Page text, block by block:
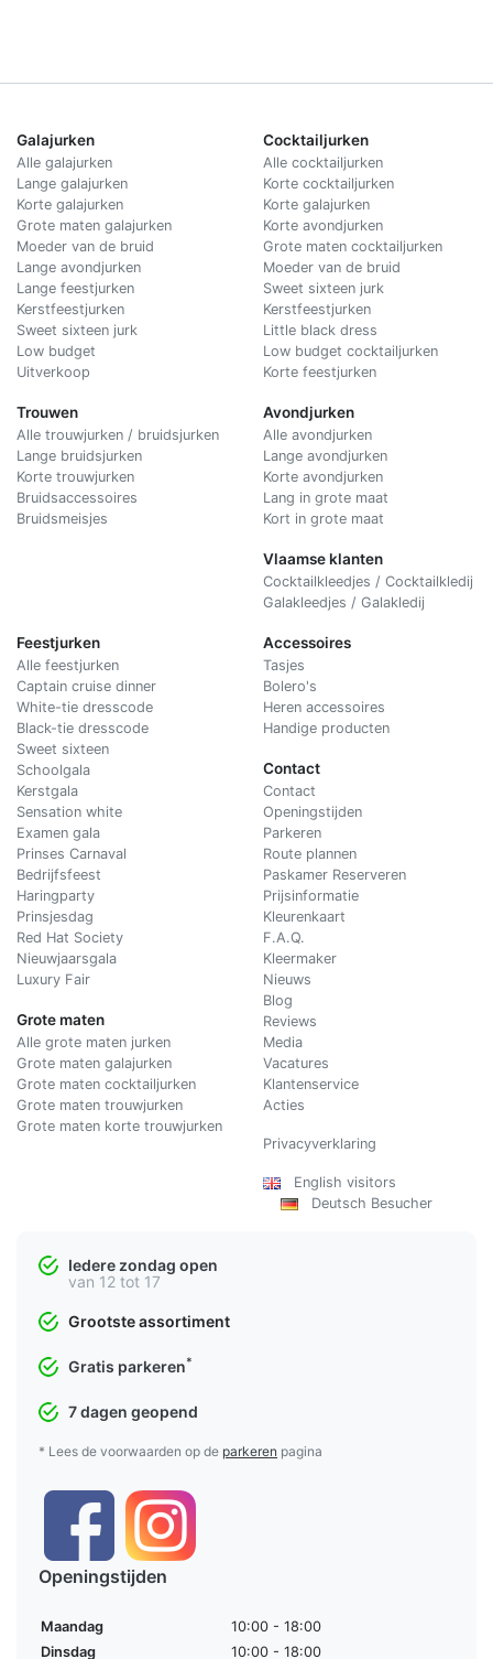
Galajurken
Alle galajurken
Lange galajurken
Korte galajurken
Grote maten galajurken
Moeder van de bruid
Lange avondjurken
Lange feestjurken
Kerstfeestjurken
Sweet sixteen jurk
Low budget
Uitverkoop
Trouwen
Alle trouwjurken / bruidsjurken
Lange bruidsjurken
Korte trouwjurken
Bruidsaccessoires
Bruidsmeisjes
Cocktailjurken
Alle cocktailjurken
Korte cocktailjurken
Korte galajurken
Korte avondjurken
Grote maten cocktailjurken
Moeder van de bruid
Sweet sixteen jurk
Kerstfeestjurken
Little black dress
Low budget cocktailjurken
Korte feestjurken
Avondjurken
Alle avondjurken
Lange avondjurken
Korte avondjurken
Lang in grote maat
Kort in grote maat
Vlaamse klanten
Cocktailkleedjes / Cocktailkledij
Galakleedjes / Galakledij
Feestjurken
Alle feestjurken
Captain cruise dinner
White-tie dresscode
Black-tie dresscode
Sweet sixteen
Schoolgala
Kerstgala
Sensation white
Examen gala
Prinses Carnaval
Bedrijfsfeest
Haringparty
Prinsjesdag
Red Hat Society
Nieuwjaarsgala
Luxury Fair
Grote maten
Alle grote maten jurken
Grote maten galajurken
Grote maten cocktailjurken
Grote maten trouwjurken
Grote maten korte trouwjurken
Accessoires
Tasjes
Bolero's
Heren accessoires
Handige producten
Contact
Contact
Openingstijden
Parkeren
Route plannen
Paskamer Reserveren
Prijsinformatie
Kleurenkaart
F.A.Q.
Kleermaker
Nieuws
Blog
Reviews
Media
Vacatures
Klantenservice
Acties
Privacyverklaring
English visitors
Deutsch Besucher
Iedere zondag open
van 12 tot 17
Grootste assortiment
Gratis parkeren*
7 dagen geopend
* Lees de voorwaarden op de parkeren pagina
Openingstijden
Maandag
10:00 - 18:00
Dinsdag
10:00 - 18:00